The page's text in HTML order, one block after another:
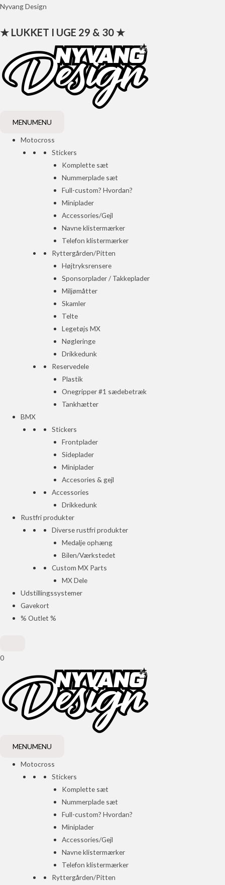
Gå
indholdet
Nyvang Design
★ LUKKET I UGE 29 & 30 ★
MENUMENU
Motocross
Stickers
Komplette sæt
Nummerplade sæt
Full-custom? Hvordan?
Miniplader
Accessories/Gejl
Navne klistermærker
Telefon klistermærker
Ryttergården/Pitten
Højtryksrensere
Sponsorplader / Takkeplader
Miljømåtter
Skamler
Telte
Legetøjs MX
Nøgleringe
Drikkedunk
Reservedele
Plastik
Onegripper #1 sædebetræk
Tankhætter
BMX
Stickers
Frontplader
Sideplader
Miniplader
Accesories & gejl
Accessories
Drikkedunk
Rustfri produkter
Diverse rustfri produkter
Medalje ophæng
Bilen/Værkstedet
Custom MX Parts
MX Dele
Udstillingssystemer
Gavekort
% Outlet %
0
MENUMENU
Motocross
Stickers
Komplette sæt
Nummerplade sæt
Full-custom? Hvordan?
Miniplader
Accessories/Gejl
Navne klistermærker
Telefon klistermærker
Ryttergården/Pitten